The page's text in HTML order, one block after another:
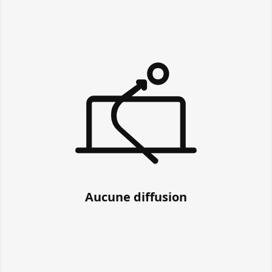
Aucune diffusion